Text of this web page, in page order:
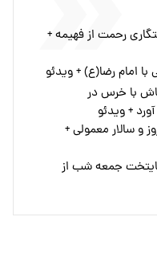
رحمت از فهیمه +
امام رضا(ع) + ویدئو
با خرس در
و سالار معمولی +
جمعه شب از